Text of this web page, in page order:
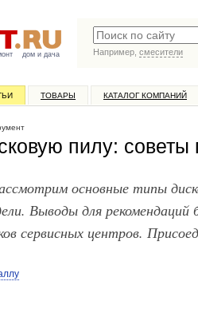
дом и дача
Например, смесители
ТОВАРЫ КАТАЛОГ КОМПАНИЙ
пилу:
основные типы
Выводы для
сервисных центров.